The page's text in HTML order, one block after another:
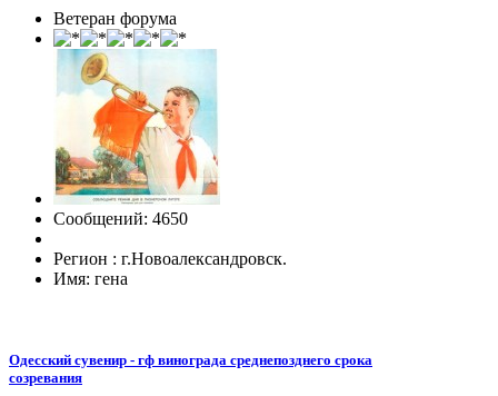
Ветеран форума
Сообщений: 4650
Регион : г.Новоалександровск.
Имя: гена
Одесский сувенир - гф винограда среднепозднего срока
созревания